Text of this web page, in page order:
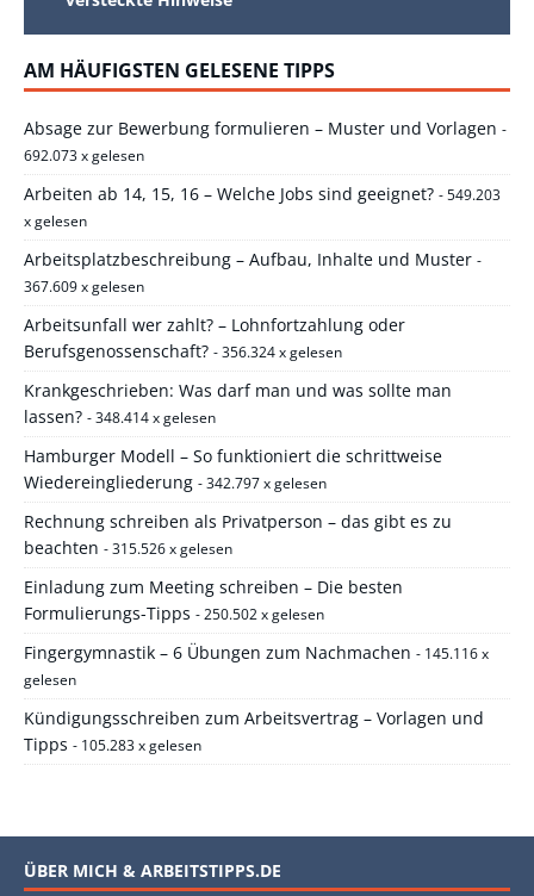
AM HÄUFIGSTEN GELESENE TIPPS
Absage zur Bewerbung formulieren – Muster und Vorlagen -
692.073 x gelesen
Arbeiten ab 14, 15, 16 – Welche Jobs sind geeignet? - 549.203
x gelesen
Arbeitsplatzbeschreibung – Aufbau, Inhalte und Muster -
367.609 x gelesen
Arbeitsunfall wer zahlt? – Lohnfortzahlung oder
Berufsgenossenschaft? - 356.324 x gelesen
Krankgeschrieben: Was darf man und was sollte man
lassen? - 348.414 x gelesen
Hamburger Modell – So funktioniert die schrittweise
Wiedereingliederung - 342.797 x gelesen
Rechnung schreiben als Privatperson – das gibt es zu
beachten - 315.526 x gelesen
Einladung zum Meeting schreiben – Die besten
Formulierungs-Tipps - 250.502 x gelesen
Fingergymnastik – 6 Übungen zum Nachmachen - 145.116 x
gelesen
Kündigungsschreiben zum Arbeitsvertrag – Vorlagen und
Tipps - 105.283 x gelesen
ÜBER MICH & ARBEITSTIPPS.DE